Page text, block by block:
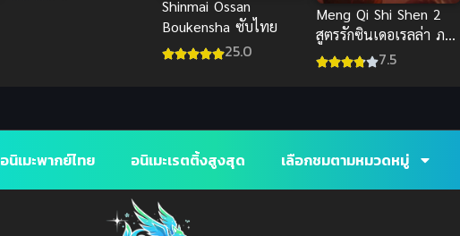
Shinmai Ossan
Boukensha ซับไทย
25.0
Meng Qi Shi Shen 2
สูตรรักซินเดอเรลล่า ภาค
2
7.5
อนิเมะพากย์ไทย อนิเมะเรตติ้งสูงสุด เลือกชมตามหมวดหมู่